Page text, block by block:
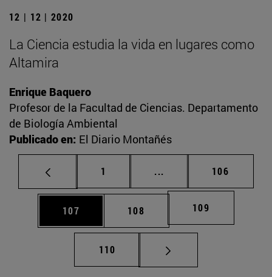
12 | 12 | 2020
La Ciencia estudia la vida en lugares como
Altamira
Enrique Baquero
Profesor de la Facultad de Ciencias. Departamento
de Biología Ambiental
Publicado en: El Diario Montañés
Página
1 ... Páginas intermedias
Página
106
Página
107 Página
108 Página
109
Página
110